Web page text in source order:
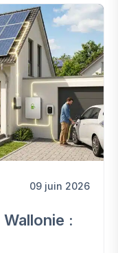
09 juin 2026
: